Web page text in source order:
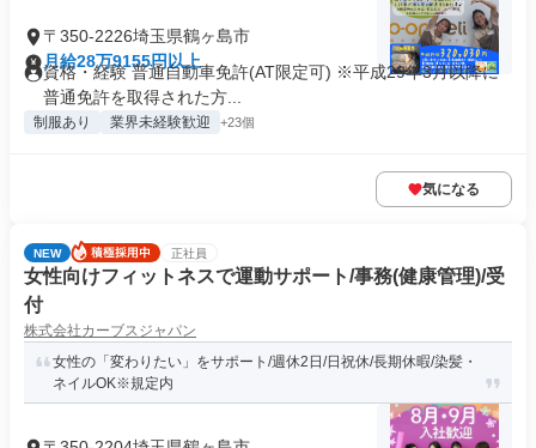
〒350-2226埼玉県鶴ヶ島市
月給28万9155円以上
資格・経験 普通自動車免許(AT限定可) ※平成29年3月以降に
普通免許を取得された方...
制服あり 業界未経験歓迎 +23個
気になる
NEW 正社員
女性向けフィットネスで運動サポート/事務(健康管理)/受
付
株式会社カーブスジャパン
女性の「変わりたい」をサポート/週休2日/日祝休/長期休暇/染髪・
ネイルOK※規定内